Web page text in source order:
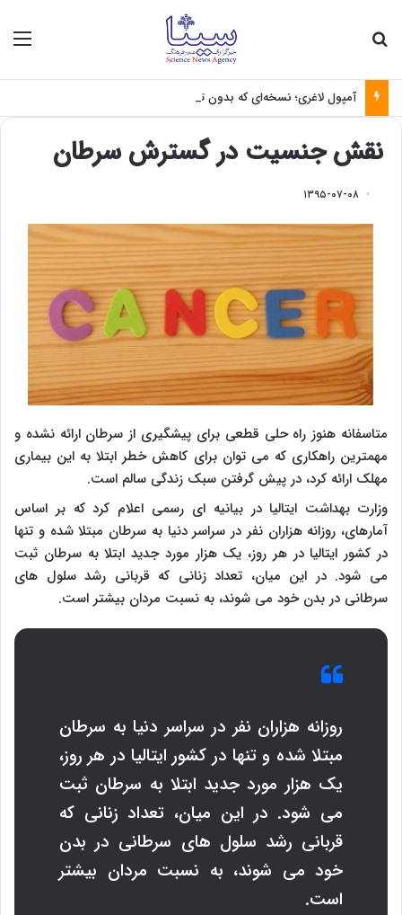
آمپول لاغری؛ نسخه‌ای که بدون تغذیه خطرناک می‌شود
نقش جنسیت در گسترش سرطان
۱۳۹۵-۰۷-۰۸
متاسفانه هنوز راه حلی قطعی برای پیشگیری از سرطان ارائه نشده و
مهمترین راهکاری که می توان برای کاهش خطر ابتلا به این بیماری
مهلک ارائه کرد، در پیش گرفتن سبک زندگی سالم است.
وزارت بهداشت ایتالیا در بیانیه ای رسمی اعلام کرد که بر اساس
آمارهای، روزانه هزاران نفر در سراسر دنیا به سرطان مبتلا شده و تنها
در کشور ایتالیا در هر روز، یک هزار مورد جدید ابتلا به سرطان ثبت
می شود. در این میان، تعداد زنانی که قربانی رشد سلول های
سرطانی در بدن خود می شوند، به نسبت مردان بیشتر است.
روزانه هزاران نفر در سراسر دنیا به سرطان
مبتلا شده و تنها در کشور ایتالیا در هر روز،
یک هزار مورد جدید ابتلا به سرطان ثبت
می شود. در این میان، تعداد زنانی که
قربانی رشد سلول های سرطانی در بدن
خود می شوند، به نسبت مردان بیشتر
است.